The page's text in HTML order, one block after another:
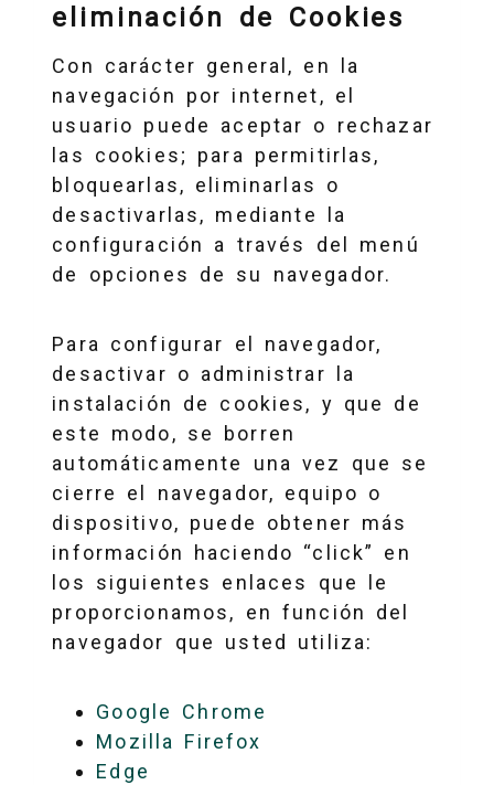
eliminación de Cookies
Con carácter general, en la
navegación por internet, el
usuario puede aceptar o rechazar
las cookies; para permitirlas,
bloquearlas, eliminarlas o
desactivarlas, mediante la
configuración a través del menú
de opciones de su navegador.
Para configurar el navegador,
desactivar o administrar la
instalación de cookies, y que de
este modo, se borren
automáticamente una vez que se
cierre el navegador, equipo o
dispositivo, puede obtener más
información haciendo “click” en
los siguientes enlaces que le
proporcionamos, en función del
navegador que usted utiliza:
Google Chrome
Mozilla Firefox
Edge